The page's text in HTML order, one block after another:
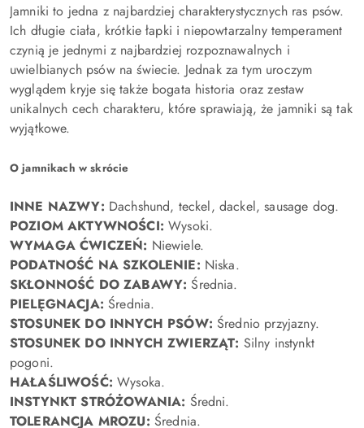
Jamniki to jedna z najbardziej charakterystycznych ras psów.
Ich długie ciała, krótkie łapki i niepowtarzalny temperament
czynią je jednymi z najbardziej rozpoznawalnych i
uwielbianych psów na świecie. Jednak za tym uroczym
wyglądem kryje się także bogata historia oraz zestaw
unikalnych cech charakteru, które sprawiają, że jamniki są tak
wyjątkowe.
O jamnikach w skrócie
INNE NAZWY: Dachshund, teckel, dackel, sausage dog.
POZIOM AKTYWNOŚCI: Wysoki.
WYMAGA ĆWICZEŃ: Niewiele.
PODATNOŚĆ NA SZKOLENIE: Niska.
SKŁONNOŚĆ DO ZABAWY: Średnia.
PIELĘGNACJA: Średnia.
STOSUNEK DO INNYCH PSÓW: Średnio przyjazny.
STOSUNEK DO INNYCH ZWIERZĄT: Silny instynkt
pogoni.
HAŁAŚLIWOŚĆ: Wysoka.
INSTYNKT STRÓŻOWANIA: Średni.
TOLERANCJA MROZU: Średnia.